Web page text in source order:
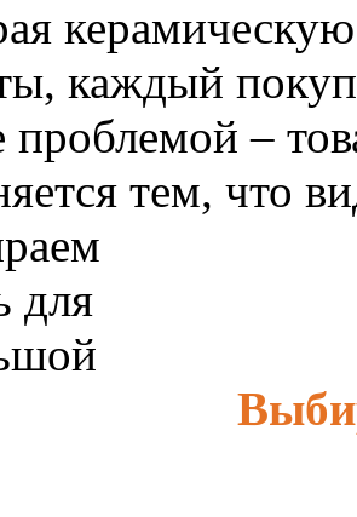
каждый
проблемой –
тем, что